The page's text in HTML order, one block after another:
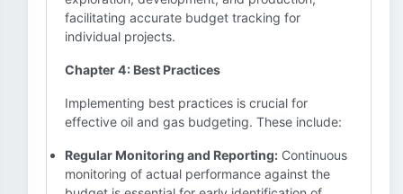
facilitating accurate budget tracking for
individual projects.
Chapter 4: Best Practices
Implementing best practices is crucial for
effective oil and gas budgeting. These include:
Regular Monitoring and Reporting: Continuous
monitoring of actual performance against the